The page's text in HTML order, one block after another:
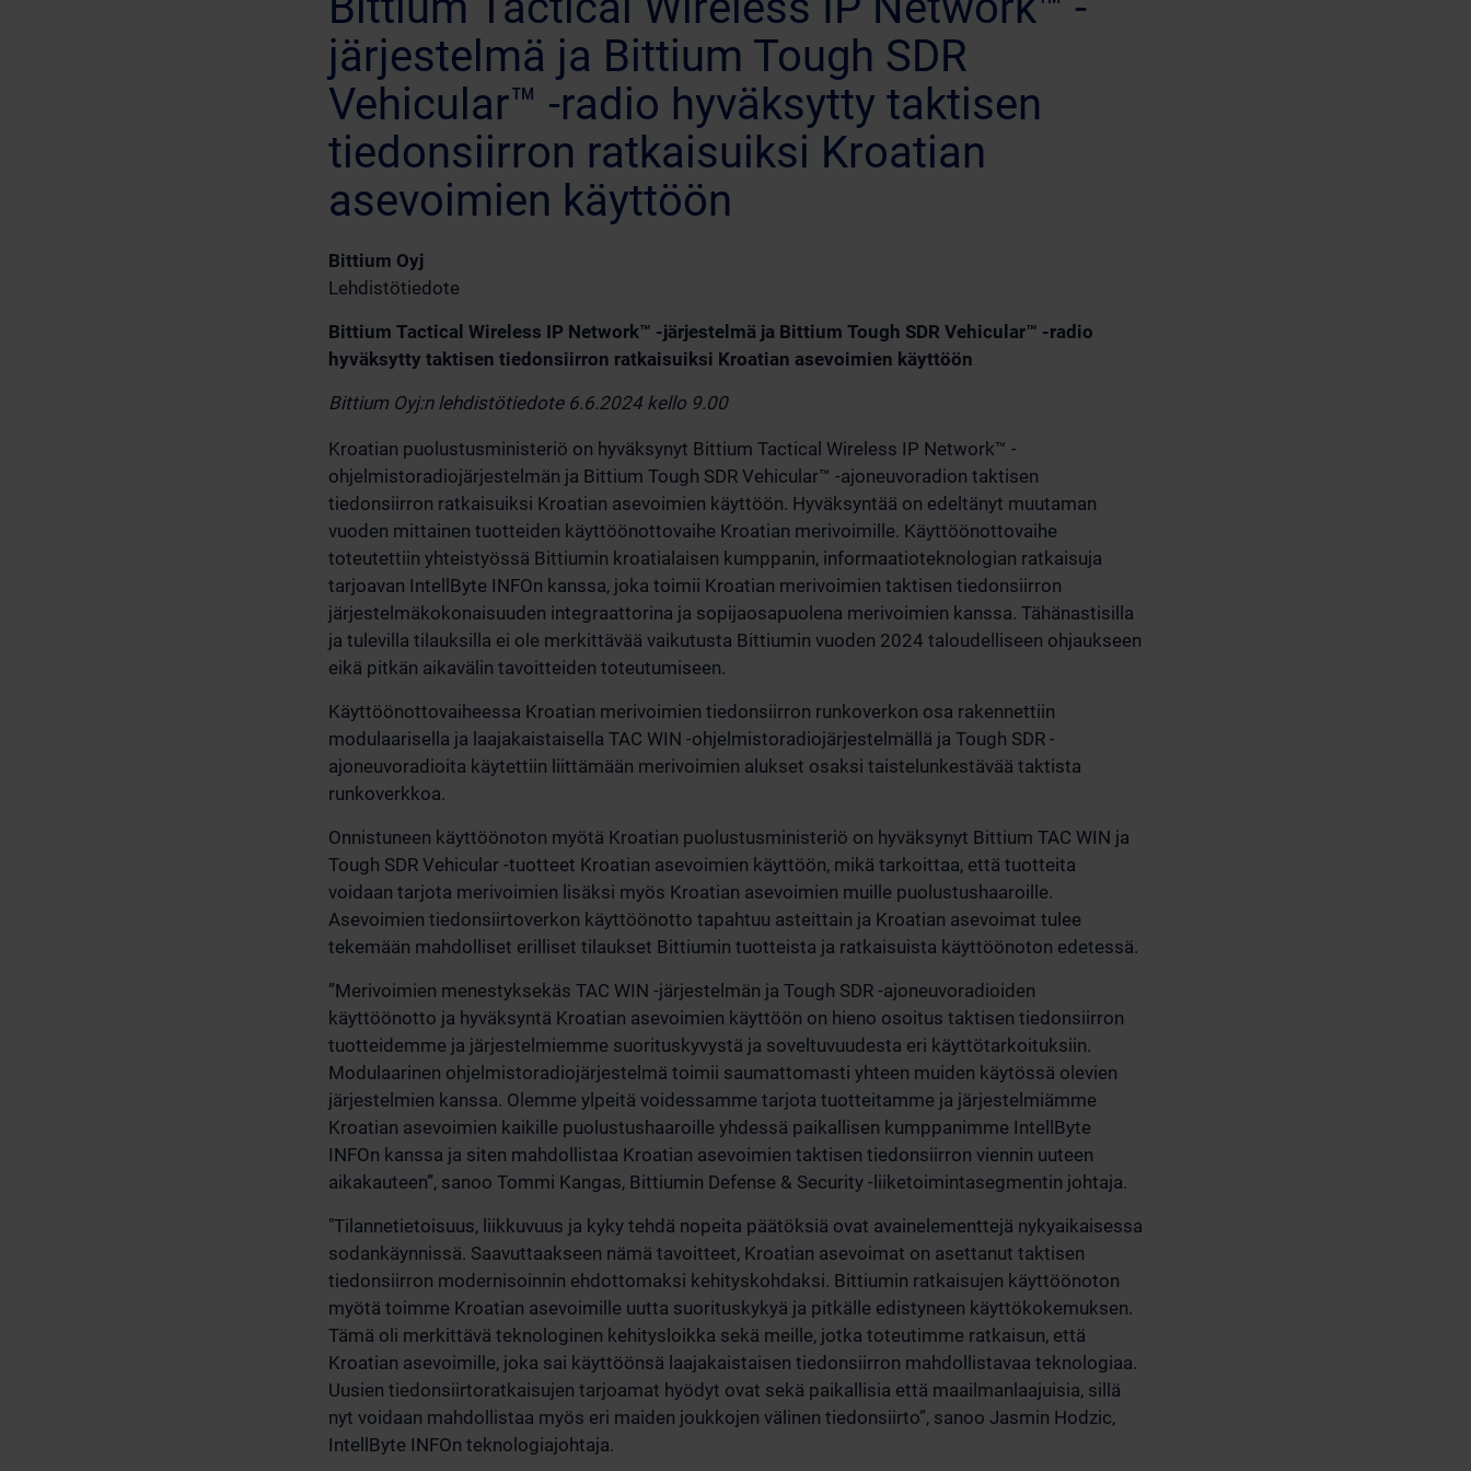
järjestelmä ja Bittium Tough SDR
Vehicular™ -radio hyväksytty taktisen
tiedonsiirron ratkaisuiksi Kroatian
asevoimien käyttöön
Bittium Oyj
Lehdistötiedote
Bittium Tactical Wireless IP Network™ -järjestelmä ja Bittium Tough SDR Vehicular™ -radio
hyväksytty taktisen tiedonsiirron ratkaisuiksi Kroatian asevoimien käyttöön
Bittium Oyj:n lehdistötiedote 6.6.2024 kello 9.00
Kroatian puolustusministeriö on hyväksynyt Bittium Tactical Wireless IP Network™ -
ohjelmistoradiojärjestelmän ja Bittium Tough SDR Vehicular™ -ajoneuvoradion taktisen
tiedonsiirron ratkaisuiksi Kroatian asevoimien käyttöön. Hyväksyntää on edeltänyt muutaman
vuoden mittainen tuotteiden käyttöönottovaihe Kroatian merivoimille. Käyttöönottovaihe
toteutettiin yhteistyössä Bittiumin kroatialaisen kumppanin, informaatioteknologian ratkaisuja
tarjoavan IntellByte INFOn kanssa, joka toimii Kroatian merivoimien taktisen tiedonsiirron
järjestelmäkokonaisuuden integraattorina ja sopijaosapuolena merivoimien kanssa. Tähänastisilla
ja tulevilla tilauksilla ei ole merkittävää vaikutusta Bittiumin vuoden 2024 taloudelliseen ohjaukseen
eikä pitkän aikavälin tavoitteiden toteutumiseen.
Käyttöönottovaiheessa Kroatian merivoimien tiedonsiirron runkoverkon osa rakennettiin
modulaarisella ja laajakaistaisella TAC WIN -ohjelmistoradiojärjestelmällä ja Tough SDR -
ajoneuvoradioita käytettiin liittämään merivoimien alukset osaksi taistelunkestävää taktista
runkoverkkoa.
Onnistuneen käyttöönoton myötä Kroatian puolustusministeriö on hyväksynyt Bittium TAC WIN ja
Tough SDR Vehicular -tuotteet Kroatian asevoimien käyttöön, mikä tarkoittaa, että tuotteita
voidaan tarjota merivoimien lisäksi myös Kroatian asevoimien muille puolustushaaroille.
Asevoimien tiedonsiirtoverkon käyttöönotto tapahtuu asteittain ja Kroatian asevoimat tulee
tekemään mahdolliset erilliset tilaukset Bittiumin tuotteista ja ratkaisuista käyttöönoton edetessä.
”Merivoimien menestyksekäs TAC WIN -järjestelmän ja Tough SDR -ajoneuvoradioiden
käyttöönotto ja hyväksyntä Kroatian asevoimien käyttöön on hieno osoitus taktisen tiedonsiirron
tuotteidemme ja järjestelmiemme suorituskyvystä ja soveltuvuudesta eri käyttötarkoituksiin.
Modulaarinen ohjelmistoradiojärjestelmä toimii saumattomasti yhteen muiden käytössä olevien
järjestelmien kanssa. Olemme ylpeitä voidessamme tarjota tuotteitamme ja järjestelmiämme
Kroatian asevoimien kaikille puolustushaaroille yhdessä paikallisen kumppanimme IntellByte
INFOn kanssa ja siten mahdollistaa Kroatian asevoimien taktisen tiedonsiirron viennin uuteen
aikakauteen”, sanoo Tommi Kangas, Bittiumin Defense & Security -liiketoimintasegmentin johtaja.
"Tilannetietoisuus, liikkuvuus ja kyky tehdä nopeita päätöksiä ovat avainelementtejä nykyaikaisessa
sodankäynnissä. Saavuttaakseen nämä tavoitteet, Kroatian asevoimat on asettanut taktisen
tiedonsiirron modernisoinnin ehdottomaksi kehityskohdaksi. Bittiumin ratkaisujen käyttöönoton
myötä toimme Kroatian asevoimille uutta suorituskykyä ja pitkälle edistyneen käyttökokemuksen.
Tämä oli merkittävä teknologinen kehitysloikka sekä meille, jotka toteutimme ratkaisun, että
Kroatian asevoimille, joka sai käyttöönsä laajakaistaisen tiedonsiirron mahdollistavaa teknologiaa.
Uusien tiedonsiirtoratkaisujen tarjoamat hyödyt ovat sekä paikallisia että maailmanlaajuisia, sillä
nyt voidaan mahdollistaa myös eri maiden joukkojen välinen tiedonsiirto”, sanoo Jasmin Hodzic,
IntellByte INFOn teknologiajohtaja.